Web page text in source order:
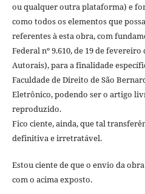
ou qualquer outra plataforma) e
como todos os elementos que
referentes à esta obra, com
Federal nº 9.610, de 19 de
Autorais), para a finalidade
Faculdade de Direito de São
Eletrônico, podendo ser o artigo
reproduzido.
Fico ciente, ainda, que tal
definitiva e irretratável.
Estou ciente de que o envio da
com o acima exposto.